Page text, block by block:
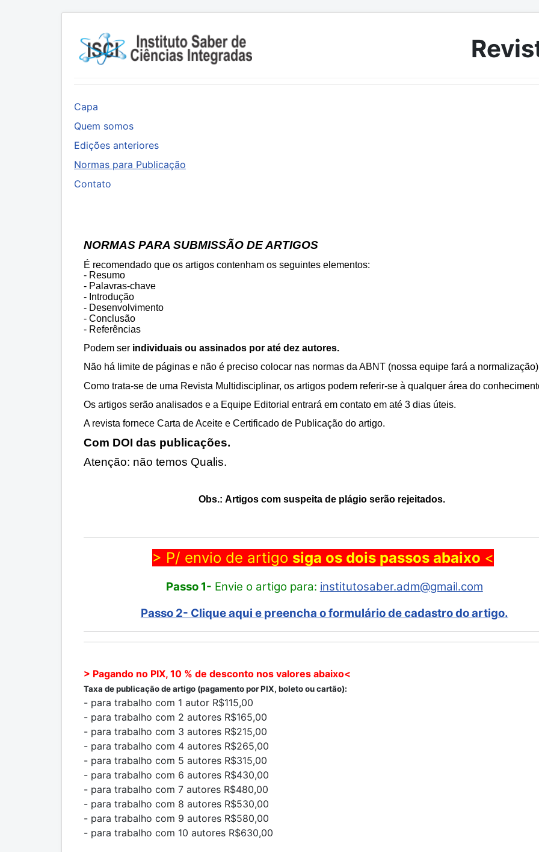
Capa
Quem somos
Edições anteriores
Normas para Publicação
Contato
NORMAS PARA SUBMISSÃO DE ARTIGOS
É recomendado que os artigos contenham os seguintes elementos:
- Resumo
- Palavras-chave
- Introdução
- Desenvolvimento
- Conclusão
- Referências
Podem ser individuais ou assinados por até dez autores.
Não há limite de páginas e não é preciso colocar nas normas da ABNT (nossa equipe fará a
Como trata-se de uma Revista Multidisciplinar, os artigos podem referir-se à qualquer área do
Os artigos serão analisados e a Equipe Editorial entrará em contato em até 3 dias úteis.
A revista fornece Carta de Aceite e Certificado de Publicação do artigo.
Com DOI das publicações.
Atenção: não temos Qualis.
Obs.: Artigos com suspeita de plágio serão rejeitados.
> P/ envio de artigo siga os dois passos abaixo <
Passo 1- Envie o artigo para: institutosaber.adm@gmail.com
Passo 2- Clique aqui e preencha o formulário de cadastro do artigo.
> Pagando no PIX, 10 % de desconto nos valores abaixo<
Taxa de publicação de artigo (pagamento por PIX, boleto ou cartão):
- para trabalho com 1 autor R$115,00
- para trabalho com 2 autores R$165,00
- para trabalho com 3 autores R$215,00
- para trabalho com 4 autores R$265,00
- para trabalho com 5 autores R$315,00
- para trabalho com 6 autores R$430,00
- para trabalho com 7 autores R$480,00
- para trabalho com 8 autores R$530,00
- para trabalho com 9 autores R$580,00
- para trabalho com 10 autores R$630,00